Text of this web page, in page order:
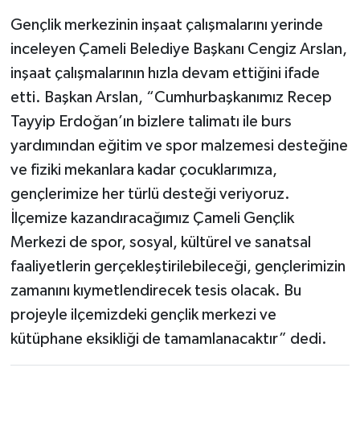
Gençlik merkezinin inşaat çalışmalarını yerinde
inceleyen Çameli Belediye Başkanı Cengiz Arslan,
inşaat çalışmalarının hızla devam ettiğini ifade
etti. Başkan Arslan, “Cumhurbaşkanımız Recep
Tayyip Erdoğan’ın bizlere talimatı ile burs
yardımından eğitim ve spor malzemesi desteğine
ve fiziki mekanlara kadar çocuklarımıza,
gençlerimize her türlü desteği veriyoruz.
İlçemize kazandıracağımız Çameli Gençlik
Merkezi de spor, sosyal, kültürel ve sanatsal
faaliyetlerin gerçekleştirilebileceği, gençlerimizin
zamanını kıymetlendirecek tesis olacak. Bu
projeyle ilçemizdeki gençlik merkezi ve
kütüphane eksikliği de tamamlanacaktır” dedi.